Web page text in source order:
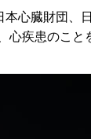
心臓財団、
心疾患のこ